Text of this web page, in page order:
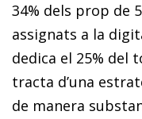
34% dels prop de
assignats a la
dedica el 25% del
tracta d’una
de manera